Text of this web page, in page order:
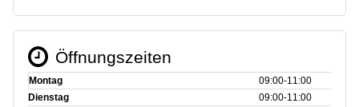
Öffnungszeiten
Montag
09:00‑11:00
Dienstag
09:00‑11:00